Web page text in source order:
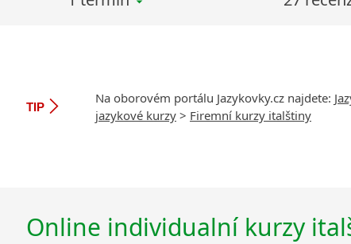
TIP
Na oborovém portálu Jazykovky.cz najdete:
jazykové kurzy > Firemní kurzy italštiny
Online individualní kurzy